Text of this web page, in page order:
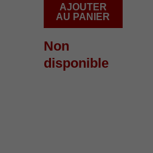
AJOUTER
AU PANIER
Non
disponible